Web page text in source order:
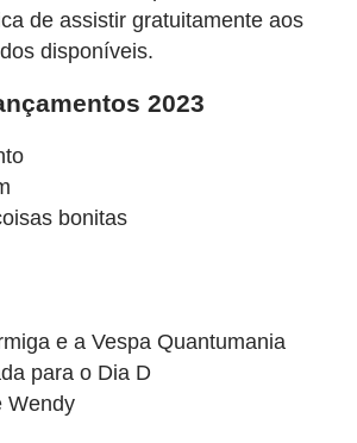
de assistir gratuitamente aos
disponíveis.
2023
bonitas
e a Vespa Quantumania
para o Dia D
Wendy